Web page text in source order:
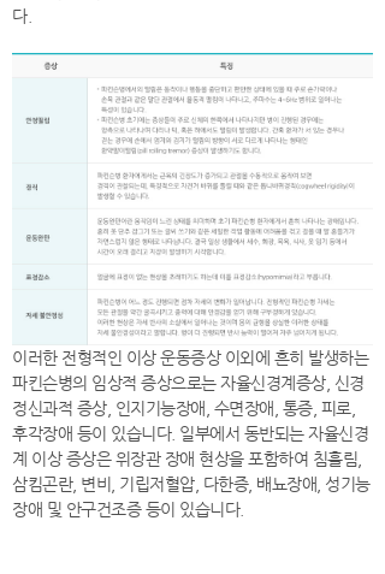
다.
이러한 전형적인 이상 운동증상 이외에 흔히 발생하는
파킨슨병의 임상적 증상으로는 자율신경계증상, 신경
정신과적 증상, 인지기능장애, 수면장애, 통증, 피로,
후각장애 등이 있습니다. 일부에서 동반되는 자율신경
계 이상 증상은 위장관 장애 현상을 포함하여 침흘림,
삼킴곤란, 변비, 기립저혈압, 다한증, 배뇨장애, 성기능
장애 및 안구건조증 등이 있습니다.